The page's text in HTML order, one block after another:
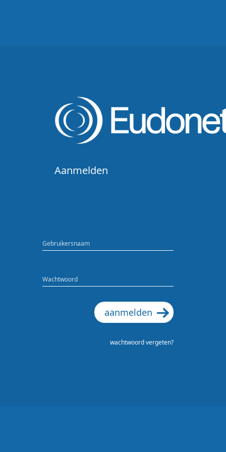
Aanmelden
Gebruikersnaam
Wachtwoord
aanmelden
wachtwoord vergeten?